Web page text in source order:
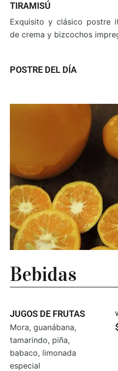
TIRAMISÚ
Exquisito y clásico postre
de crema y bizcochos
POSTRE DEL DÍA
Bebidas
JUGOS DE FRUTAS
Mora, guanábana,
tamarindo, piña,
babaco, limonada
especial